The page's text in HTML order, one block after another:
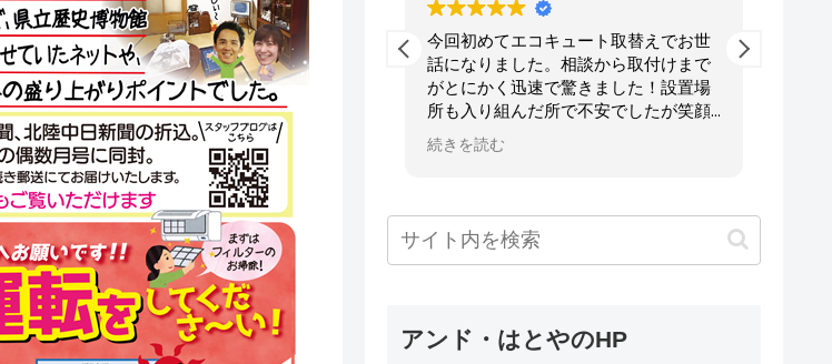
我が家の電化製品、電気工事はハトヤ
さんです!この間は台所のリフォームを
しました😊こだわりキッチンの機種や
パナソニックのカウンターや収納棚も
１日の工事で出来上がりました!
その間の対応も早く、いつもながら丁
寧で時間厳守、スタッフさんも明るく
素晴らしいです😄
やっぱり信用と安心はアンド・はとや
さんです!
これからもよろしくお願いします👍
続きを読む
今回初めてエコキュート取替えでお世
話になりました。相談から取付けまで
がとにかく迅速で驚きました！設置場
所も入り組んだ所で不安でしたが笑顔
で快く受けて下さり、お任せして良か
ったと感謝しています。
た。
続きを読む
アンド・はとやのHP